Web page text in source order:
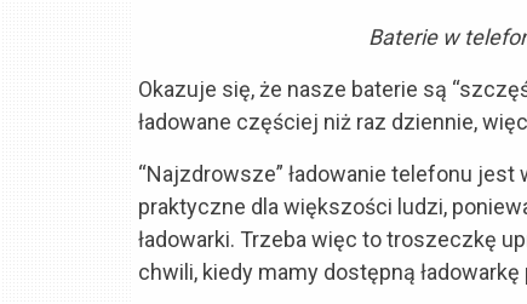
Baterie w
Okazuje się, że nasze baterie są
ładowane częściej niż raz dziennie, więc
“Najzdrowsze” ładowanie telefonu
praktyczne dla większości ludzi,
ładowarki. Trzeba więc to troszeczkę
chwili, kiedy mamy dostępną ładowarkę